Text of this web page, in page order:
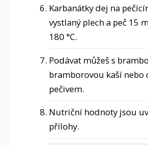
Karbanátky dej na
vystlaný plech a peč 15
180 °C.
Podávat můžeš s
bramborovou kaší nebo
pečivem.
Nutriční hodnoty jsou
přílohy.